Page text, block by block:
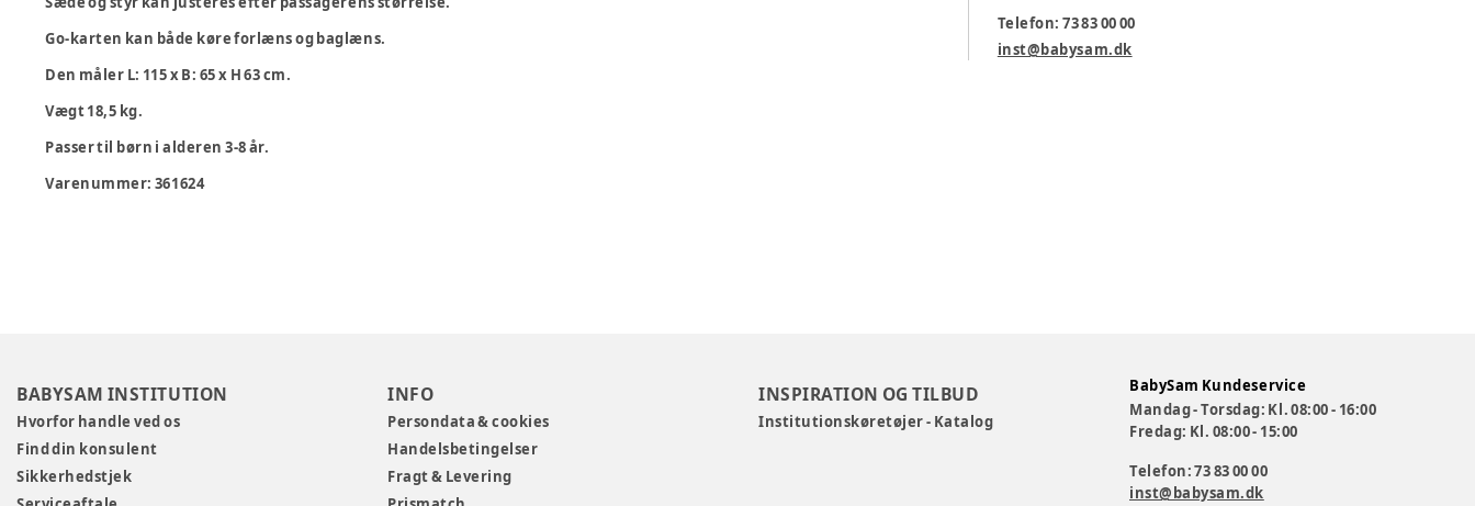
Go-karten kan både køre forlæns og baglæns.
Den måler L: 115 x B: 65 x H 63 cm.
Vægt 18,5 kg.
Passer til børn i alderen 3-8 år.
Varenummer: 361624
Telefon: 73 83 00 00
inst@babysam.dk
BABYSAM INSTITUTION
Hvorfor handle ved os
Find din konsulent
Sikkerhedstjek
INFO
Persondata & cookies
Handelsbetingelser
Fragt & Levering
INSPIRATION OG TILBUD
Institutionskøretøjer - Katalog
BabySam Kundeservice
Mandag - Torsdag: Kl. 08:00 - 16:00
Fredag: Kl. 08:00 - 15:00
Telefon: 73 83 00 00
inst@babysam.dk